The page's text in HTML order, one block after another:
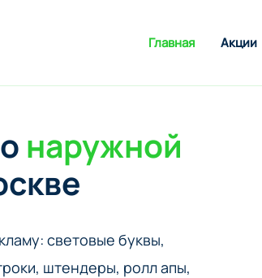
Главная Акции
наружной
cветовые буквы,
штендеры, ролл апы,